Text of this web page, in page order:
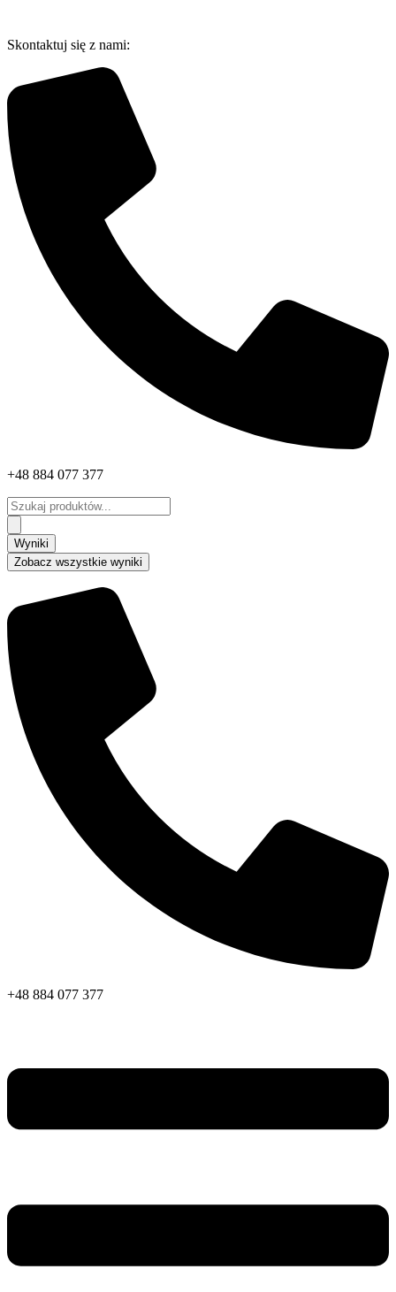
treści
Skontaktuj się z nami:
+48 884 077 377
Search
...
Wyniki
Zobacz wszystkie wyniki
+48 884 077 377